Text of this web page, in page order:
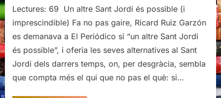
Lectures: 69 Un altre Sant Jordi és possible (i
imprescindible) Fa no pas gaire, Ricard Ruiz Garzón
es demanava a El Periódico si “un altre Sant Jordi
és possible”, i oferia les seves alternatives al Sant
Jordi dels darrers temps, on, per desgràcia, sembla
que compta més el qui que no pas el què: si…